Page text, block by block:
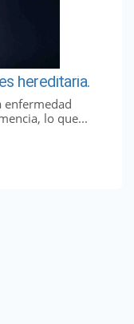
hereditaria.
enfermedad
lo que...